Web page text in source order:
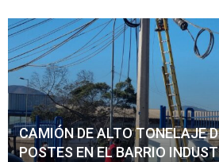
CAMIÓN DE ALTO TONELAJE
POSTES EN EL BARRIO